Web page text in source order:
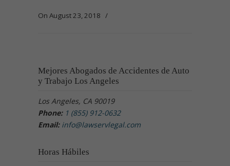
On August 23, 2018 /
Mejores Abogados de Accidentes de Auto
y Trabajo Los Angeles
Los Angeles, CA 90019
Phone: 1 (855) 912-0632
Email: info@lawservlegal.com
Horas Hábiles